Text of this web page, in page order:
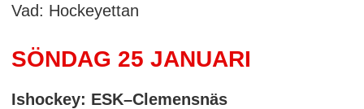
Vad: Hockeyettan
SÖNDAG 25 JANUARI
Ishockey: ESK–Clemensnäs